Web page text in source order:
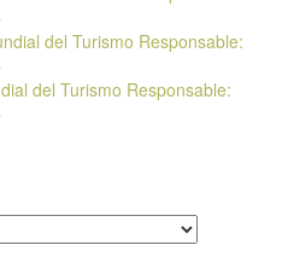
del Turismo Responsable:
del Turismo Responsable: